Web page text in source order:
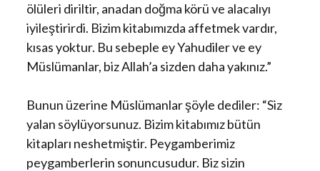
ölüleri diriltir, anadan doğma körü ve alacalıyı
iyileştirirdi. Bizim kitabımızda affetmek vardır,
kısas yoktur. Bu sebeple ey Yahudiler ve ey
Müslümanlar, biz Allah’a sizden daha yakınız.”
Bunun üzerine Müslümanlar şöyle dediler: “Siz
yalan söylüyorsunuz. Bizim kitabımız bütün
kitapları neshetmiştir. Peygamberimiz
peygamberlerin sonuncusudur. Biz sizin